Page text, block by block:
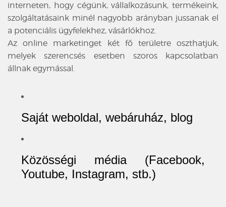
interneten, hogy cégünk, vállalkozásunk, termékeink,
szolgáltatásaink minél nagyobb arányban jussanak el
a potenciális ügyfelekhez, vásárlókhoz.
Az online marketinget két fő területre oszthatjuk,
melyek szerencsés esetben szoros kapcsolatban
állnak egymással.
Saját weboldal, webáruház, blog
Közösségi média (Facebook,
Youtube, Instagram, stb.)